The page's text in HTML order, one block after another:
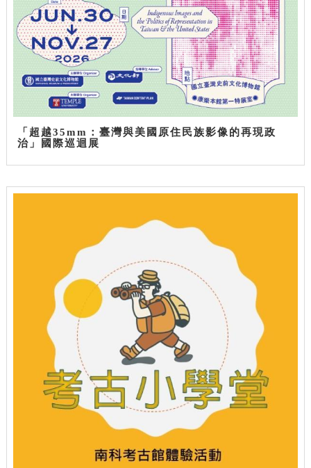
「超越35mm：臺灣與美國原住民族影像的再現政
治」國際巡迴展